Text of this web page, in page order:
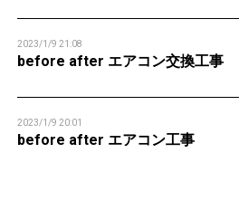
2023/1/9 21:08
before after エアコン交換工事
2023/1/9 20:01
before after エアコン工事